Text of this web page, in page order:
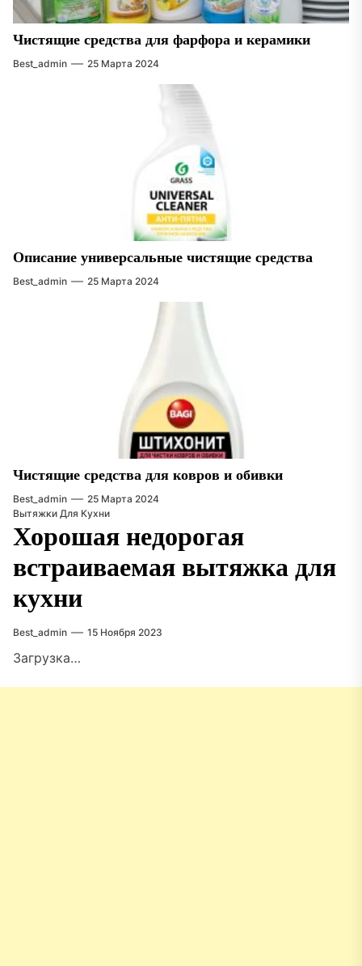
Чистящие средства для фарфора и керамики
Best_admin 25 Марта 2024
Описание универсальные чистящие средства
Best_admin 25 Марта 2024
Чистящие средства для ковров и обивки
Best_admin
25 Марта 2024
Вытяжки Для Кухни
Хорошая недорогая
встраиваемая вытяжка для
кухни
Best_admin 15 Ноября 2023
Загрузка…